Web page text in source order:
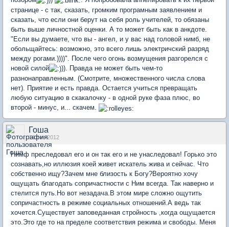
странице - с так, сказать, громким програмным заявлением и
сказать, что если они берут на себя роль учителей, то обязаны
быть выше личностной оценки. А то может быть как в анкдоте.
"Если вы думаете, что вы - ангел, и у вас над головой нимб, не
обольщайтесь: возможно, это всего лишь электричский разряд
между рогами.))))". После чего огонь возмущения разгорелся с
новой силой
)). Правда не может быть чем-то
разнонаправленным. (Смотрите, множественного числа слова
нет). Приятие и есть правда. Остается учиться превращать
любую ситуацию в скакалочку - в одной руке фаза плюс, во
второй - минус, и... скачем.
Гоша
14 сен 2012
Нимф преследовал его и он так его и не унаследовал! Горько это
сознавать,но иллюзия коей живет искатель жива и сейчас. Что
собственно ищу?Зачем мне близость к Богу?Вероятно хочу
ощущать благодать сопричастности с Ним всегда. Так наверно и
стелится путь.Но вот незадача.В этом мире сложно ощутить
сопричастность в режиме социальных отношений.А ведь так
хочется.Существует заповеданная стройность ,когда ощущается
это.Это где то на пределе соответствия режима и свободы. Меня